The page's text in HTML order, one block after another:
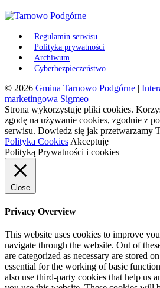
Regulamin serwisu
Polityka prywatności
Archiwum
Cyberbezpieczeństwo
© 2026 Gmina Tarnowo Podgórne |
marketingowa Sigmeo
Strona wykorzystuje pliki cookies.
zgodę na używanie cookies, zgodnie z
serwisu. Dowiedz się jak przetwarzamy
Polityka Cookies Akceptuję
Polityką Prywatności i cookies
Close
Privacy Overview
This website uses cookies to improve
navigate through the website. Out of
are categorized as necessary are stored
essential for the working of basic
also use third-party cookies that help us